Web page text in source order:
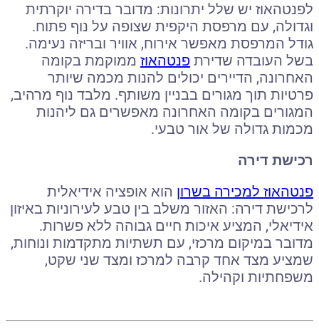
לפנטהאוז יש שלל יתרונות: מדובר בדירה יוקרתית
וגדולה, עם מרפסת היקפית שצופה על נוף פתוח.
גודל המרפסת מאפשר אירוח, אוויר ובריזה נעימה.
בשל העובדה שדירת פנטהאוז ממוקמת בקומה
האחרונה, הדיירים יכולים להנות מכמה שיותר
פרטיות תוך מגורים בבניין משותף. מלבד נוף מרהיב,
המגורים בקומה האחרונה מאפשרים גם ליהנות
מכמות גדולה של אור טבעי.
רכישת דירה
פנטהאוז למכירה בשרון הוא אופציה אידיאלית
לרכישת דירה: האזור משלב בין טבע לעירוניות באיזון
אידיאלי, המציע איכות חיים גבוהה ללא פשרות.
מדובר במיקום מרכזי, עם תשתיות מתקדמות ונוחות,
שמציע מצד אחד קרבה למרכז ומצד שני שקט,
משפחתיות וקהילה.